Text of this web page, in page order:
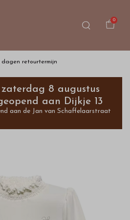
0
dagen retourtermijn
8 augustus
aan Dijkje 13
aan de Jan van Schaffelaarstraat